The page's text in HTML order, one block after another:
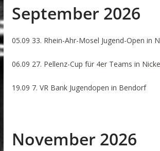
September 2026
05.09 33. Rhein-Ahr-Mosel Jugend-Open in
06.09 27. Pellenz-Cup für 4er Teams in
19.09 7. VR Bank Jugendopen in Bendorf
November 2026